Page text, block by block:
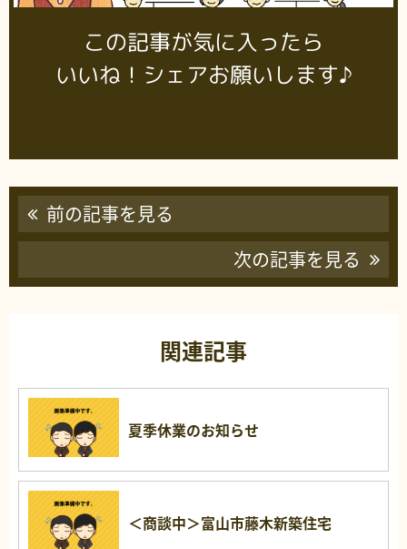
この記事が気に入ったら
いいね！シェアお願いします♪
前の記事を見る
次の記事を見る
関連記事
夏季休業のお知らせ
＜商談中＞富山市藤木新築住宅